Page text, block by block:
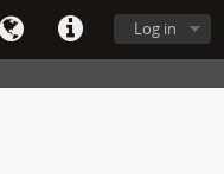
Log in